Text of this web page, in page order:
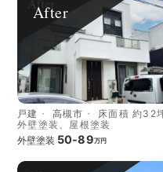
After
戸建 高槻市
床面積 約32
外壁塗装、屋根塗装
外壁塗装 50-89万円